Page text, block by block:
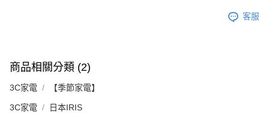
客服
商品相關分類 (2)
3C家電 【季節家電】
3C家電 日本IRIS